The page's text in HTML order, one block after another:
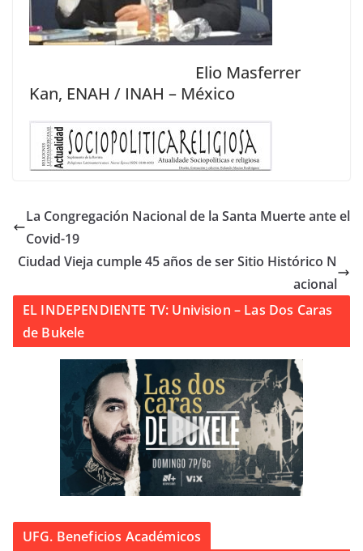
Elio Masferrer
Kan, ENAH / INAH – México
La Congregación Nacional de la Santa Muerte ante el
Covid-19
Ciudad Vieja cumple 45 años de ser Sitio Histórico N
acional
EL INDEPENDIENTE TV: Univision – Las Dos Caras
de Bukele
UFG. Beneficios Académicos